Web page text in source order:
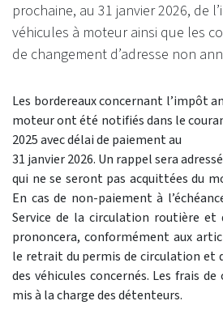
prochaine, au 31 janvier 2026, de
véhicules à moteur ainsi que les
de changement d’adresse non
Les bordereaux concernant l’impôt
moteur ont été notifiés dans le
2025 avec délai de paiement au
31 janvier 2026. Un rappel sera
qui ne se seront pas acquittées du
En cas de non-paiement à
Service de la circulation routière et
prononcera, conformément aux
le retrait du permis de circulation et
des véhicules concernés. Les frais
mis à la charge des détenteurs.